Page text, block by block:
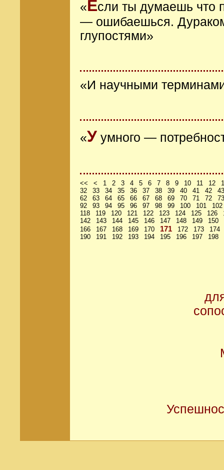
«Если ты думаешь что
— ошибаешься.
глупостями»
«И научными терминами
«У умного —
<< < 1 2 3 4 5 6 7 8 9 10 11 12
32
33 34 35 36 37 38 39 40 41 42
43
62
63 64 65 66 67 68 69 70 71 72
73
92
93 94 95 96 97 98 99 100 101
102
118
119 120 121 122 123 124 125 126
142
143 144 145 146 147 148 149
150
166
167 168 169 170 171 172 173
174
190
191 192 193 194 195 196 197 198